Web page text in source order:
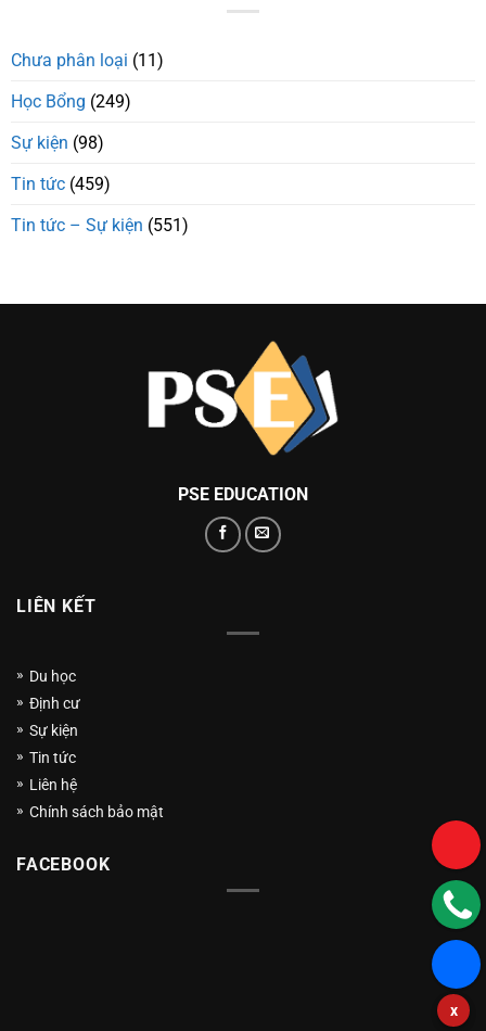
Chưa phân loại (11)
Học Bổng (249)
Sự kiện (98)
Tin tức (459)
Tin tức – Sự kiện (551)
PSE EDUCATION
LIÊN KẾT
Du học
Định cư
Sự kiện
Tin tức
Liên hệ
Chính sách bảo mật
FACEBOOK
x